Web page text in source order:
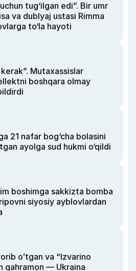
tug‘ilgan edi”. Bir umr
va dublyaj ustasi Rimma
to‘la hayoti
Mutaxassislar
boshqara olmay
21 nafar bog‘cha bolasini
ayolga sud hukmi o‘qildi
boshimga sakkizta bomba
siyosiy ayblovlardan
oʻtgan va “Izvarino
qahramon — Ukraina